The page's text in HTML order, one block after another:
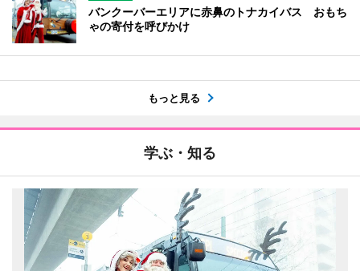
バンクーバーエリアに赤鼻のトナカイバス おもち
ゃの寄付を呼びかけ
もっと見る
学ぶ・知る